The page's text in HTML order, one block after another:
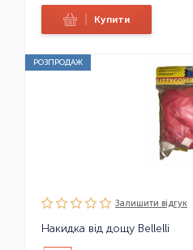
Купити
РОЗПРОДАЖ
Залишити вiдгук
Накидка від дощу Bellelli